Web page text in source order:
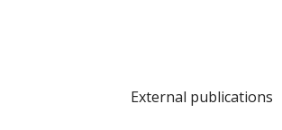
External publications